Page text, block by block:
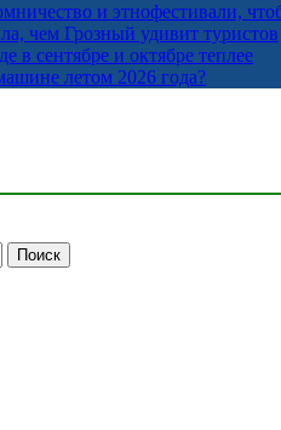
и этнофестивали,
чем Грозный удивит туристов
в сентябре и октябре теплее
летом 2026 года?